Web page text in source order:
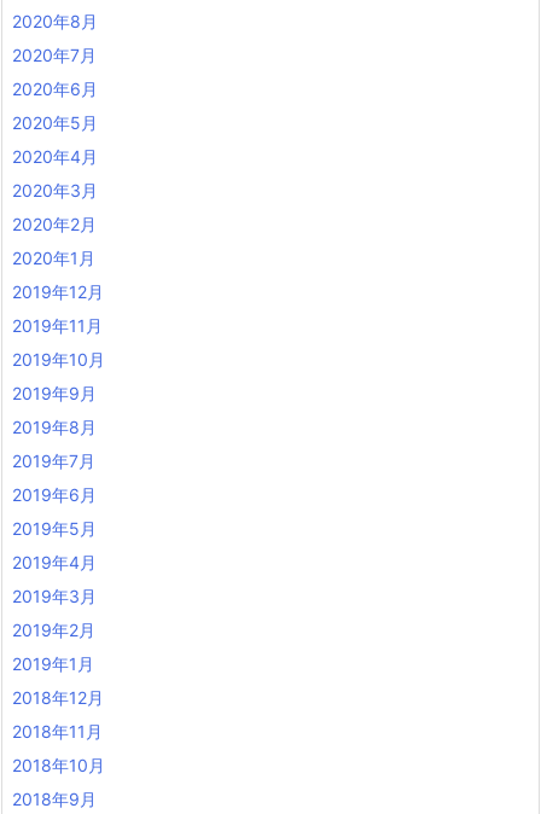
2020年8月
2020年7月
2020年6月
2020年5月
2020年4月
2020年3月
2020年2月
2020年1月
2019年12月
2019年11月
2019年10月
2019年9月
2019年8月
2019年7月
2019年6月
2019年5月
2019年4月
2019年3月
2019年2月
2019年1月
2018年12月
2018年11月
2018年10月
2018年9月